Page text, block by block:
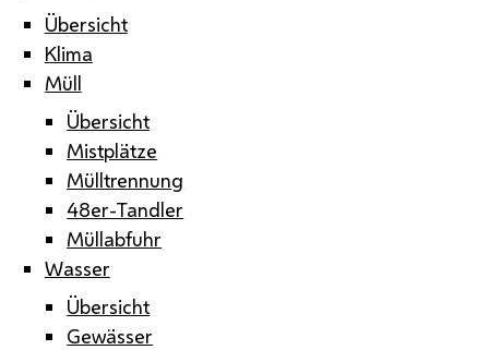
Übersicht
Klima
Müll
Übersicht
Mistplätze
Mülltrennung
48er-Tandler
Müllabfuhr
Wasser
Übersicht
Gewässer